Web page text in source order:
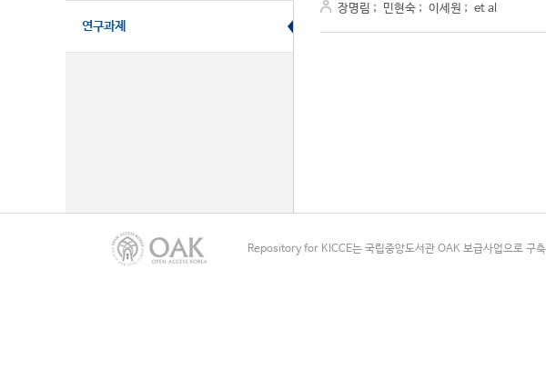
연구과제
장명림 ; 민현숙 ; 이세원 ; et al
Repository for KICCE는 국립중앙도서관 OAK 보급사업으로 구